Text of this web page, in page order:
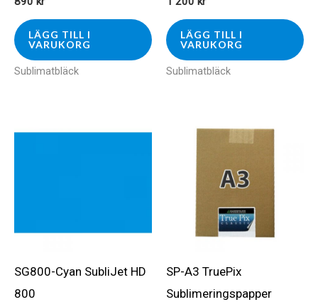
LÄGG TILL I
VARUKORG
Sublimatbläck
LÄGG TILL I
VARUKORG
Sublimatbläck
SG800-Cyan SubliJet HD
800
SP-A3 TruePix
Sublimeringspapper